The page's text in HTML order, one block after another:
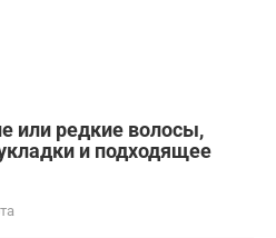
или редкие волосы,
и подходящее